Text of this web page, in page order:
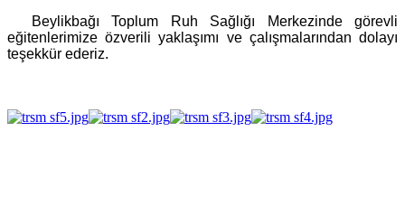
Beylikbağı Toplum Ruh Sağlığı Merkezinde görevli
eğitenlerimize özverili yaklaşımı ve çalışmalarından dolayı
teşekkür ederiz.